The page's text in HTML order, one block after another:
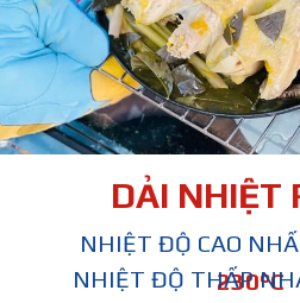
DẢI NHIỆT
NHIỆT ĐỘ CAO
230°C
NHIỆT ĐỘ THẤP